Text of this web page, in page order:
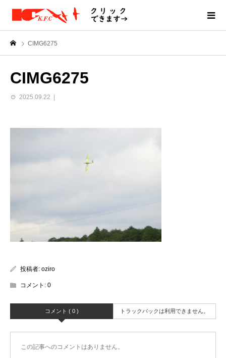
CIMG6275
CIMG6275
2025.09.22
投稿者: oziro
コメント: 0
コメント ( 0 ) トラックバックは利用できません。
この記事へのコメントはありません。